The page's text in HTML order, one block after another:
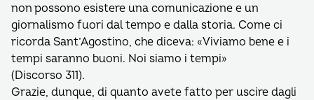
non possono esistere una comunicazione e un
giornalismo fuori dal tempo e dalla storia. Come ci
ricorda Sant’Agostino, che diceva: «Viviamo bene e i
tempi saranno buoni. Noi siamo i tempi»
(Discorso 311).
Grazie, dunque, di quanto avete fatto per uscire dagli